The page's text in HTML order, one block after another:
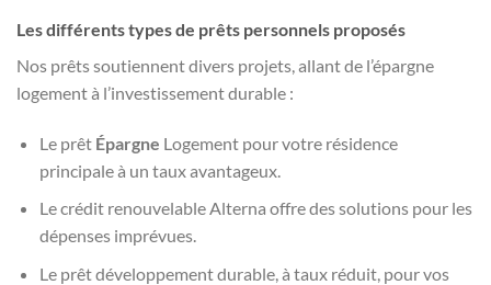
Les différents types de prêts personnels proposés
Nos prêts soutiennent divers projets, allant de l’épargne
logement à l’investissement durable :
Le prêt Épargne Logement pour votre résidence
principale à un taux avantageux.
Le crédit renouvelable Alterna offre des solutions pour les
dépenses imprévues.
Le prêt développement durable, à taux réduit, pour vos